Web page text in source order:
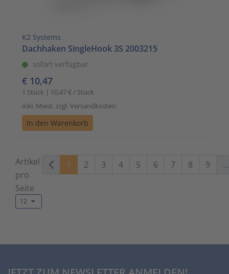
K2 Systems
Dachhaken SingleHook 3S 2003215
sofort verfügbar
€ 10,47
1 Stück | 10,47 € / Stück
inkl. Mwst. zzgl. Versandkosten
In den Warenkorb
Artikel
pro
Seite
12
1 2 3 4 5 6 7 8 9 ...